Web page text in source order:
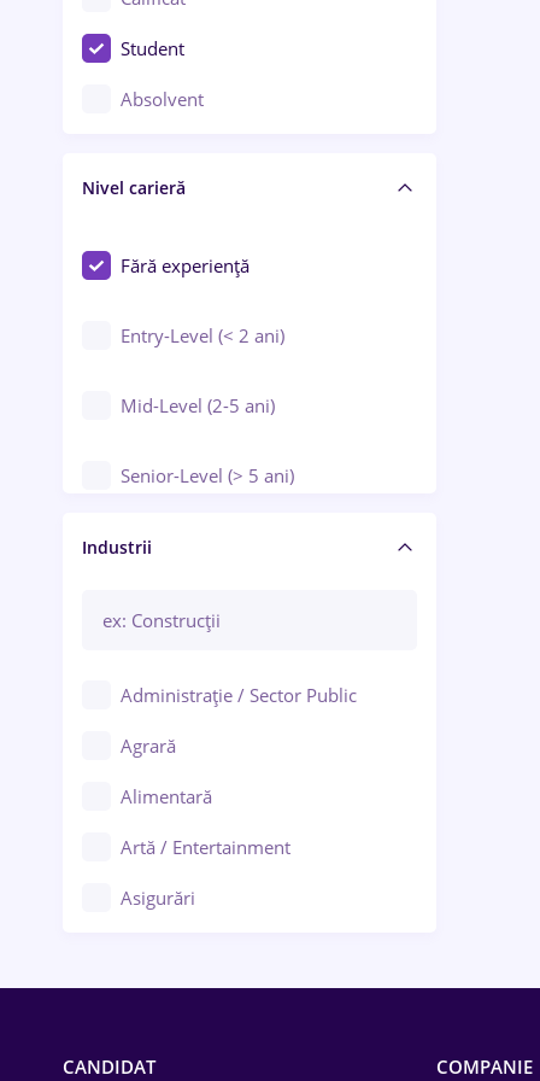
Construcții / Instalații
Controlul calității
Educație / Training / Arte
Student
Absolvent
Nivel carieră
Fără experiență
Entry-Level (< 2 ani)
Mid-Level (2-5 ani)
Senior-Level (> 5 ani)
Manager / Executiv
Industrii
Administrație / Sector Public
Agrară
Alimentară
Artă / Entertainment
Asigurări
CANDIDAT COMPANIE